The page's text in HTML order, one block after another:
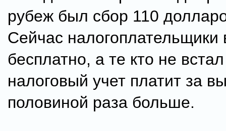
рубеж был сбор 110
Сейчас
бесплатно, а те кто не
налоговый учет платит за
половиной раза больше.